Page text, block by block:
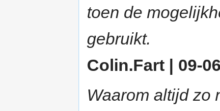
toen de
gebruikt.
Colin.Fart | 09-
Waarom altijd zo